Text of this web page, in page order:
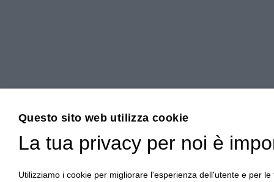
Questo sito web utilizza cookie
La tua privacy per noi è
Utilizziamo i cookie per migliorare l'esperienza dell'utente e per